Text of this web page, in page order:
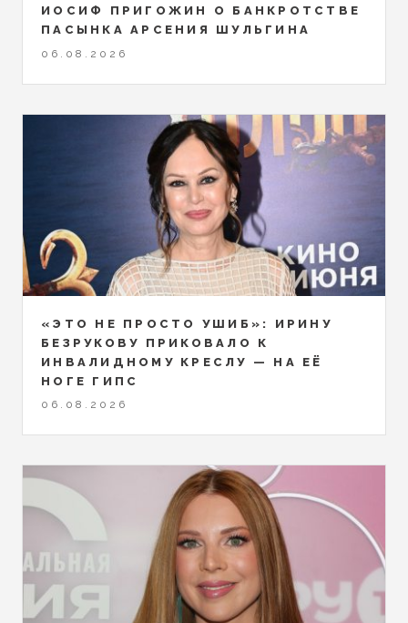
ИОСИФ ПРИГОЖИН О БАНКРОТСТВЕ
ПАСЫНКА АРСЕНИЯ ШУЛЬГИНА
06.08.2026
«ЭТО НЕ ПРОСТО УШИБ»: ИРИНУ
БЕЗРУКОВУ ПРИКОВАЛО К
ИНВАЛИДНОМУ КРЕСЛУ — НА ЕЁ
НОГЕ ГИПС
06.08.2026